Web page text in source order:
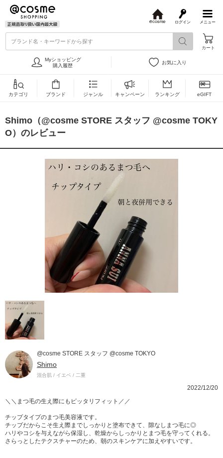
メニュー
ログイン
s
ブランド名・キーワードから探す
カート
Myショッピング
購入履歴
お気に入り
カテゴリ ブランド ジャンル キャンペーン ランキング eGIFT
Shimo（@cosme STORE スタッフ @cosme TOKY
O）のレビュー
@cosme STORE スタッフ @cosme TOKYO
Shimo
混合肌 / イエベ / 二重
2022/12/20
＼＼まつ毛の生え際にもピッタリフィット／／
チップタイプのまつ毛美容液です。
チップだからこそ生え際までしっかりと塗布できて、隙なしまつ毛に◎
ハリやコシを与えながら保湿し、乾燥からしっかりとまつ毛を守ってくれる。
さらっとしたテクスチャーのため、朝のスキンケアに加えやすいです。